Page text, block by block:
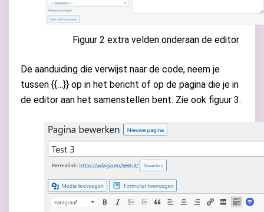
Figuur 2 extra velden onderaan de editor
De aanduiding die verwijst naar de code, neem je
tussen {{…}} op in het bericht of op de pagina die je in
de editor aan het samenstellen bent. Zie ook figuur 3.